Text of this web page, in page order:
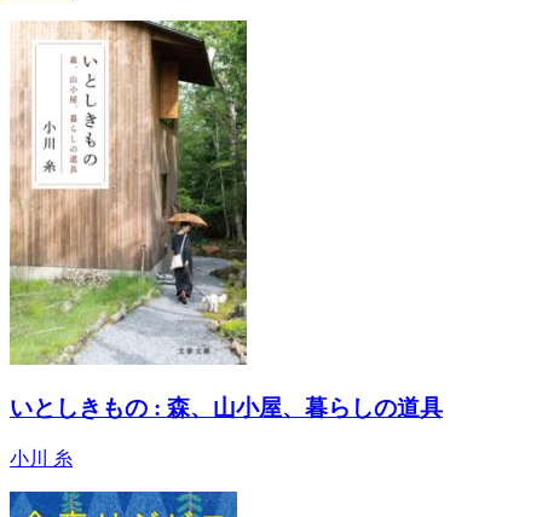
いとしきもの : 森、山小屋、暮らしの道具
小川 糸